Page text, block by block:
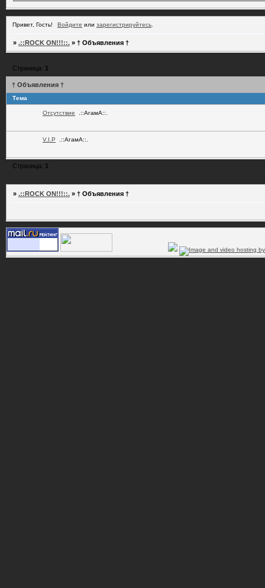
Привет, Гость! Войдите или зарегистрируйтесь
» .::ROCK ON!!!::. » † Объявления †
† Объявления †
Страница: 1
Тема
Отсутствие .::АгамА::.
V.I.P .::АгамА::.
Страница: 1
» .::ROCK ON!!!::. » † Объявления †